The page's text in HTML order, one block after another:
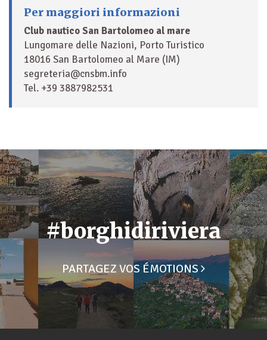
Per maggiori informazioni
Club nautico San Bartolomeo al mare
Lungomare delle Nazioni, Porto Turistico
18016 San Bartolomeo al Mare (IM)
segreteria@cnsbm.info
Tel. +39 3887982531
#borghidiriviera
PARTAGEZ VOS ÉMOTIONS